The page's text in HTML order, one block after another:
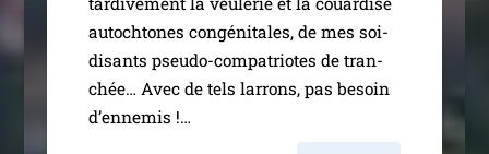
autoch­tones congé­ni­tales, de mes soi-
disants pseu­­do-com­­pa­­triotes de tran­
chée… Avec de tels lar­rons, pas besoin
d’ennemis !…